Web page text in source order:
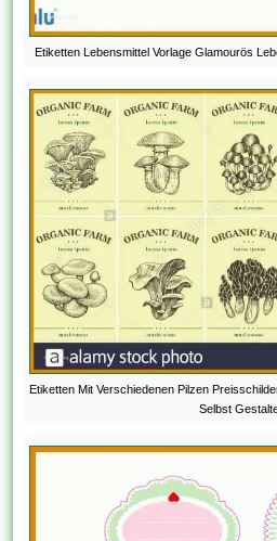
Etiketten Lebensmittel Vorlage Glamourös
Etiketten Mit Verschiedenen Pilzen
Selbst